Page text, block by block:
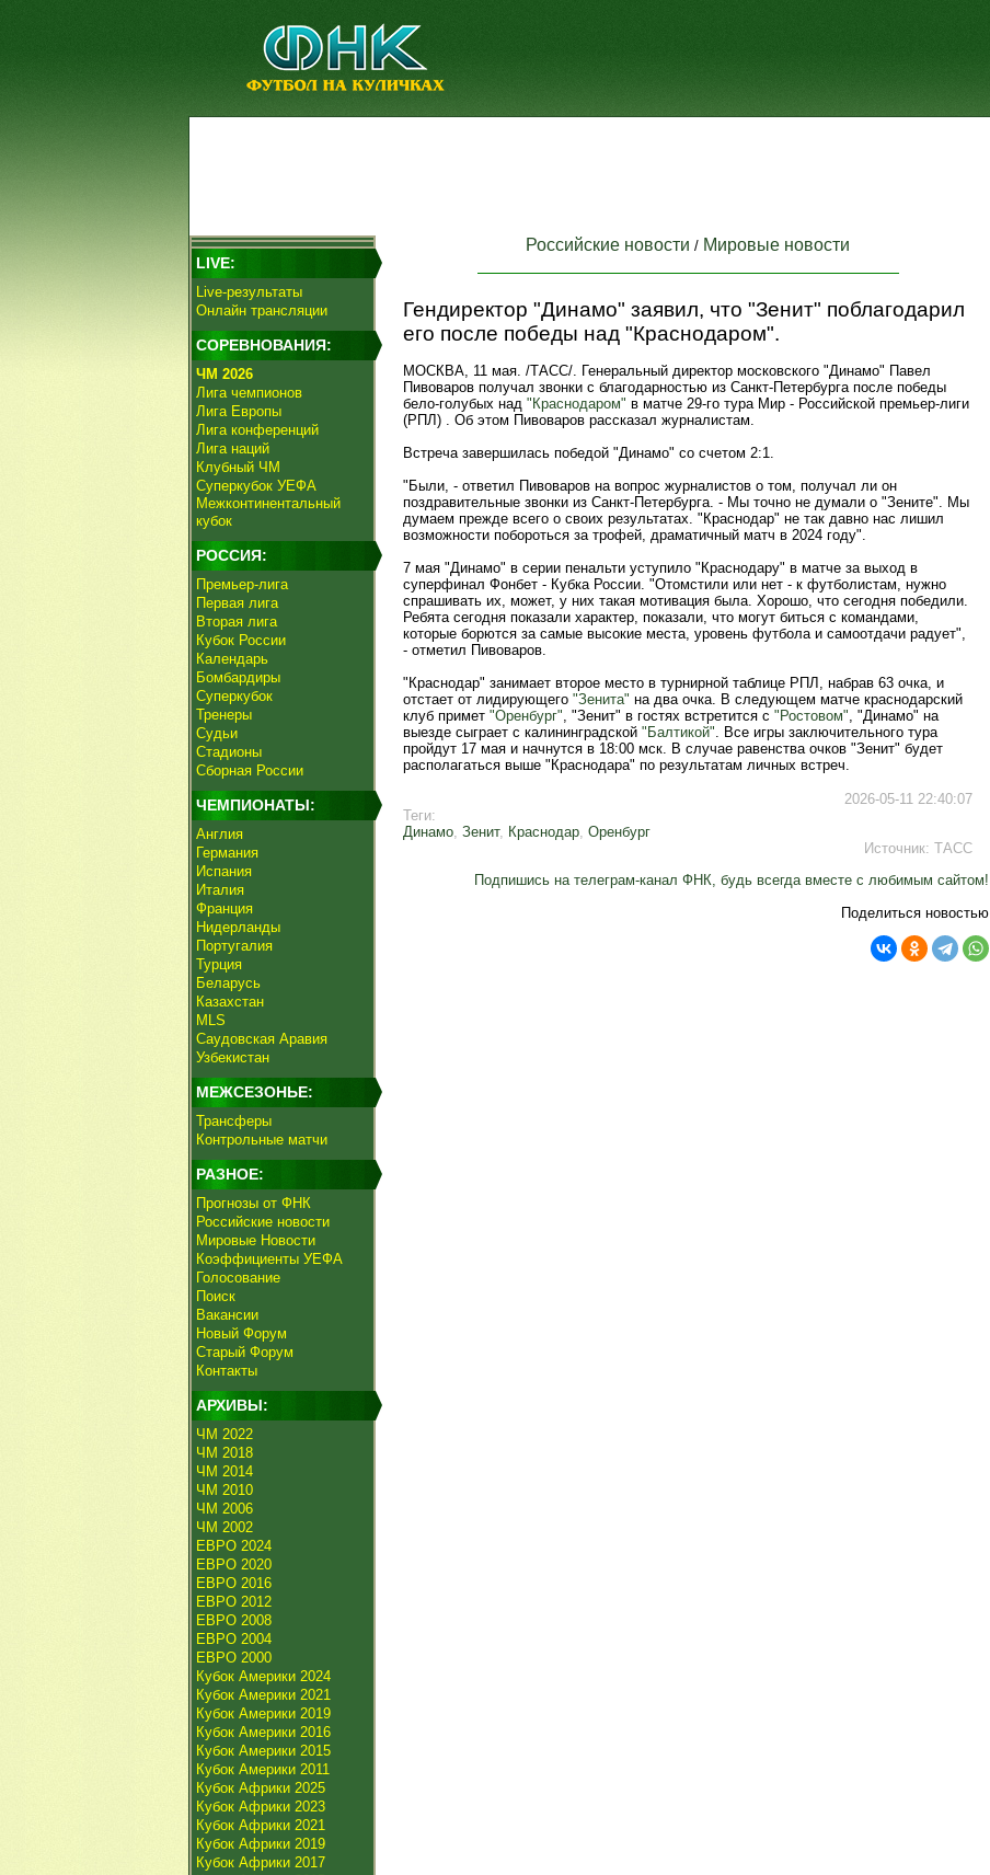
LIVE:
Live-результаты
Онлайн трансляции
СОРЕВНОВАНИЯ:
ЧМ 2026
Лига чемпионов
Лига Европы
Лига конференций
Лига наций
Клубный ЧМ
Суперкубок УЕФА
Межконтинентальный
кубок
РОССИЯ:
Премьер-лига
Первая лига
Вторая лига
Кубок России
Календарь
Бомбардиры
Суперкубок
Тренеры
Судьи
Стадионы
Сборная России
ЧЕМПИОНАТЫ:
Англия
Германия
Испания
Италия
Франция
Нидерланды
Португалия
Турция
Беларусь
Казахстан
MLS
Саудовская Аравия
Узбекистан
МЕЖСЕЗОНЬЕ:
Трансферы
Контрольные матчи
РАЗНОЕ:
Прогнозы от ФНК
Российские новости
Мировые Новости
Коэффициенты УЕФА
Голосование
Поиск
Вакансии
Новый Форум
Старый Форум
Контакты
АРХИВЫ:
ЧМ 2022
ЧМ 2018
ЧМ 2014
ЧМ 2010
ЧМ 2006
ЧМ 2002
ЕВРО 2024
ЕВРО 2020
ЕВРО 2016
ЕВРО 2012
ЕВРО 2008
ЕВРО 2004
ЕВРО 2000
Кубок Америки 2024
Кубок Америки 2021
Кубок Америки 2019
Кубок Америки 2016
Кубок Америки 2015
Кубок Америки 2011
Кубок Африки 2025
Кубок Африки 2023
Кубок Африки 2021
Кубок Африки 2019
Кубок Африки 2017
Российские новости / Мировые новости
Гендиректор "Динамо" заявил, что "Зенит" поблагодарил
его после победы над "Краснодаром".
МОСКВА, 11 мая. /ТАСС/. Генеральный директор московского "Динамо" Павел
Пивоваров получал звонки с благодарностью из Санкт-Петербурга после победы
бело-голубых над "Краснодаром" в матче 29-го тура Мир - Российской премьер-лиги
(РПЛ) . Об этом Пивоваров рассказал журналистам.
Встреча завершилась победой "Динамо" со счетом 2:1.
"Были, - ответил Пивоваров на вопрос журналистов о том, получал ли он
поздравительные звонки из Санкт-Петербурга. - Мы точно не думали о "Зените". Мы
думаем прежде всего о своих результатах. "Краснодар" не так давно нас лишил
возможности побороться за трофей, драматичный матч в 2024 году".
7 мая "Динамо" в серии пенальти уступило "Краснодару" в матче за выход в
суперфинал Фонбет - Кубка России. "Отомстили или нет - к футболистам, нужно
спрашивать их, может, у них такая мотивация была. Хорошо, что сегодня победили.
Ребята сегодня показали характер, показали, что могут биться с командами,
которые борются за самые высокие места, уровень футбола и самоотдачи радует",
- отметил Пивоваров.
"Краснодар" занимает второе место в турнирной таблице РПЛ, набрав 63 очка, и
отстает от лидирующего "Зенита" на два очка. В следующем матче краснодарский
клуб примет "Оренбург", "Зенит" в гостях встретится с "Ростовом", "Динамо" на
выезде сыграет с калининградской "Балтикой". Все игры заключительного тура
пройдут 17 мая и начнутся в 18:00 мск. В случае равенства очков "Зенит" будет
располагаться выше "Краснодара" по результатам личных встреч.
2026-05-11 22:40:07
Теги:
Динамо, Зенит, Краснодар, Оренбург
Источник: ТАСС
Подпишись на телеграм-канал ФНК, будь всегда вместе с любимым сайтом!
Поделиться новостью